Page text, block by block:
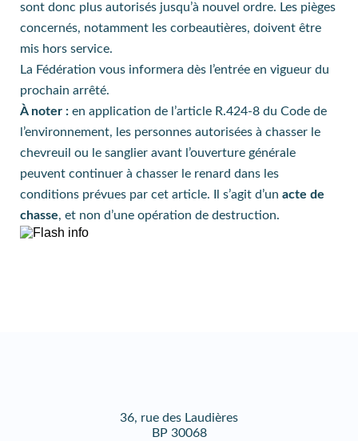
sont donc plus autorisés jusqu’à nouvel ordre. Les pièges
concernés, notamment les corbeautières, doivent être
mis hors service.
La Fédération vous informera dès l’entrée en vigueur du
prochain arrêté.
À noter : en application de l’article R.424-8 du Code de
l’environnement, les personnes autorisées à chasser le
chevreuil ou le sanglier avant l’ouverture générale
peuvent continuer à chasser le renard dans les
conditions prévues par cet article. Il s’agit d’un acte de
chasse, et non d’une opération de destruction.
36, rue des Laudières
BP 30068